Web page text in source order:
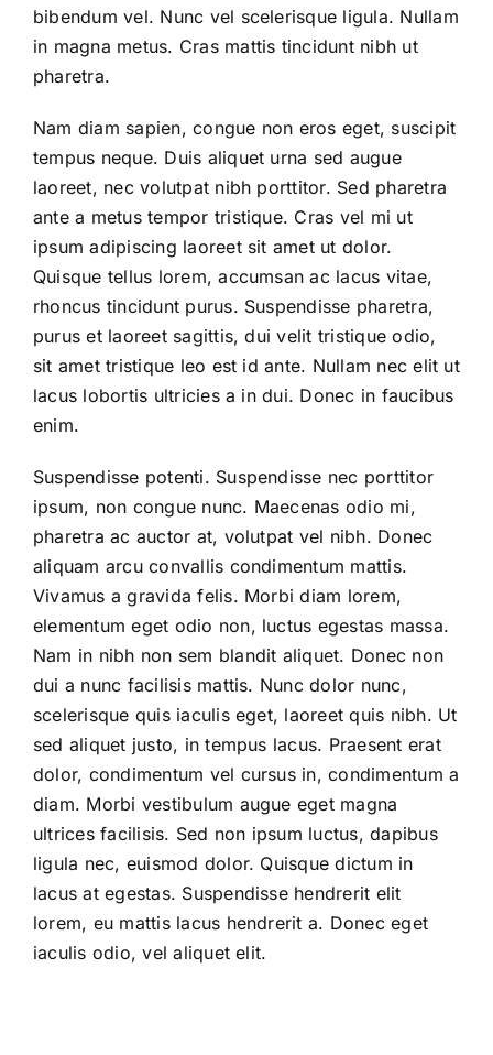
bibendum vel. Nunc vel scelerisque ligula. Nullam
in magna metus. Cras mattis tincidunt nibh ut
pharetra.
Nam diam sapien, congue non eros eget, suscipit
tempus neque. Duis aliquet urna sed augue
laoreet, nec volutpat nibh porttitor. Sed pharetra
ante a metus tempor tristique. Cras vel mi ut
ipsum adipiscing laoreet sit amet ut dolor.
Quisque tellus lorem, accumsan ac lacus vitae,
rhoncus tincidunt purus. Suspendisse pharetra,
purus et laoreet sagittis, dui velit tristique odio,
sit amet tristique leo est id ante. Nullam nec elit ut
lacus lobortis ultricies a in dui. Donec in faucibus
enim.
Suspendisse potenti. Suspendisse nec porttitor
ipsum, non congue nunc. Maecenas odio mi,
pharetra ac auctor at, volutpat vel nibh. Donec
aliquam arcu convallis condimentum mattis.
Vivamus a gravida felis. Morbi diam lorem,
elementum eget odio non, luctus egestas massa.
Nam in nibh non sem blandit aliquet. Donec non
dui a nunc facilisis mattis. Nunc dolor nunc,
scelerisque quis iaculis eget, laoreet quis nibh. Ut
sed aliquet justo, in tempus lacus. Praesent erat
dolor, condimentum vel cursus in, condimentum a
diam. Morbi vestibulum augue eget magna
ultrices facilisis. Sed non ipsum luctus, dapibus
ligula nec, euismod dolor. Quisque dictum in
lacus at egestas. Suspendisse hendrerit elit
lorem, eu mattis lacus hendrerit a. Donec eget
iaculis odio, vel aliquet elit.